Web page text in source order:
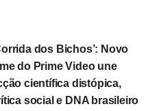
dos Bichos’: Novo
do Prime Video une
científica distópica,
social e DNA brasileiro